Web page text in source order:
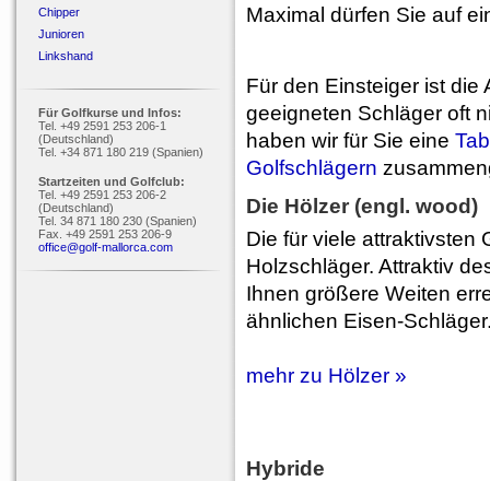
Chipper
Junioren
Linkshand
Für Golfkurse und Infos:
Tel. +49 2591 253 206-1
(Deutschland)
Tel. +34 871 180 219 (Spanien)
Startzeiten und Golfclub:
Tel. +49 2591 253 206-2
(Deutschland)
Tel. 34 871 180 230 (Spanien)
Fax. +49 2591 253 206-9
office@golf-mallorca.com
Maximal dürfen Sie auf
Für den Einsteiger ist die
geeigneten Schläger oft
haben wir für Sie eine
Golfschlägern
Die Hölzer (engl. wood)
Die für viele attraktivsten
Holzschläger. Attraktiv
Ihnen größere Weiten
ähnlichen Eisen-
mehr zu Hölzer »
Hybride